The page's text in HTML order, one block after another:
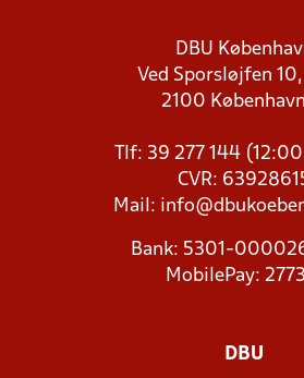
DBU
Ved Sporsløjfen 10,
2100
Tlf: 39 277 144
CVR:
Mail:
Bank: 5301-
MobilePay:
DBU